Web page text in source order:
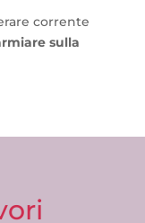
corrente
sulla